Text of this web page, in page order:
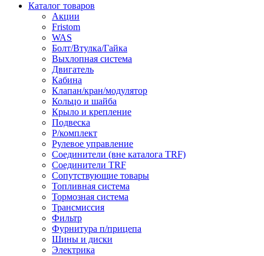
Каталог товаров
Акции
Fristom
WAS
Болт/Втулка/Гайка
Выхлопная система
Двигатель
Кабина
Клапан/кран/модулятор
Кольцо и шайба
Крыло и крепление
Подвеска
Р/комплект
Рулевое управление
Соединители (вне каталога TRF)
Соединители TRF
Сопутствующие товары
Топливная система
Тормозная система
Трансмиссия
Фильтр
Фурнитура п/прицепа
Шины и диски
Электрика